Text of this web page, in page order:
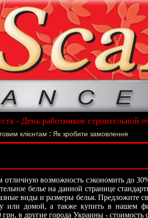
- День работников строительной
подарок - Постельное белье La
клієнтам : Як зробити замовлення
возможность сэкономить до
белье на данной странице
виды и размеры белья. Предложите
или домой, а также купить в нашем
грн, в другие города Украины -